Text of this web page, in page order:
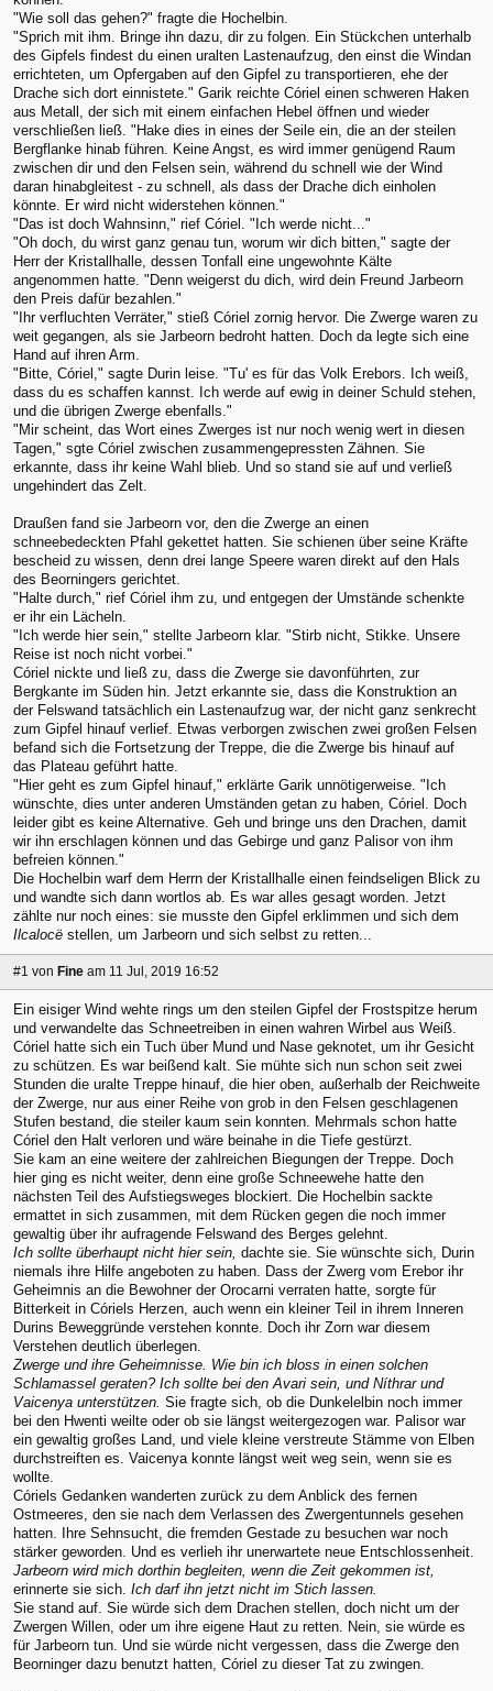
"Wie soll das gehen?" fragte die Hochelbin.
"Sprich mit ihm. Bringe ihn dazu, dir zu folgen. Ein Stückchen unterhalb
des Gipfels findest du einen uralten Lastenaufzug, den einst die Windan
errichteten, um Opfergaben auf den Gipfel zu transportieren, ehe der
Drache sich dort einnistete." Garik reichte Córiel einen schweren Haken
aus Metall, der sich mit einem einfachen Hebel öffnen und wieder
verschließen ließ. "Hake dies in eines der Seile ein, die an der steilen
Bergflanke hinab führen. Keine Angst, es wird immer genügend Raum
zwischen dir und den Felsen sein, während du schnell wie der Wind
daran hinabgleitest - zu schnell, als dass der Drache dich einholen
könnte. Er wird nicht widerstehen können."
"Das ist doch Wahnsinn," rief Córiel. "Ich werde nicht..."
"Oh doch, du wirst ganz genau tun, worum wir dich bitten," sagte der
Herr der Kristallhalle, dessen Tonfall eine ungewohnte Kälte
angenommen hatte. "Denn weigerst du dich, wird dein Freund Jarbeorn
den Preis dafür bezahlen."
"Ihr verfluchten Verräter," stieß Córiel zornig hervor. Die Zwerge waren zu
weit gegangen, als sie Jarbeorn bedroht hatten. Doch da legte sich eine
Hand auf ihren Arm.
"Bitte, Córiel," sagte Durin leise. "Tu' es für das Volk Erebors. Ich weiß,
dass du es schaffen kannst. Ich werde auf ewig in deiner Schuld stehen,
und die übrigen Zwerge ebenfalls."
"Mir scheint, das Wort eines Zwerges ist nur noch wenig wert in diesen
Tagen," sgte Córiel zwischen zusammengepressten Zähnen. Sie
erkannte, dass ihr keine Wahl blieb. Und so stand sie auf und verließ
ungehindert das Zelt.
Draußen fand sie Jarbeorn vor, den die Zwerge an einen
schneebedeckten Pfahl gekettet hatten. Sie schienen über seine Kräfte
bescheid zu wissen, denn drei lange Speere waren direkt auf den Hals
des Beorningers gerichtet.
"Halte durch," rief Córiel ihm zu, und entgegen der Umstände schenkte
er ihr ein Lächeln.
"Ich werde hier sein," stellte Jarbeorn klar. "Stirb nicht, Stikke. Unsere
Reise ist noch nicht vorbei."
Córiel nickte und ließ zu, dass die Zwerge sie davonführten, zur
Bergkante im Süden hin. Jetzt erkannte sie, dass die Konstruktion an
der Felswand tatsächlich ein Lastenaufzug war, der nicht ganz senkrecht
zum Gipfel hinauf verlief. Etwas verborgen zwischen zwei großen Felsen
befand sich die Fortsetzung der Treppe, die die Zwerge bis hinauf auf
das Plateau geführt hatte.
"Hier geht es zum Gipfel hinauf," erklärte Garik unnötigerweise. "Ich
wünschte, dies unter anderen Umständen getan zu haben, Córiel. Doch
leider gibt es keine Alternative. Geh und bringe uns den Drachen, damit
wir ihn erschlagen können und das Gebirge und ganz Palisor von ihm
befreien können."
Die Hochelbin warf dem Herrn der Kristallhalle einen feindseligen Blick zu
und wandte sich dann wortlos ab. Es war alles gesagt worden. Jetzt
zählte nur noch eines: sie musste den Gipfel erklimmen und sich dem
Ilcalocë stellen, um Jarbeorn und sich selbst zu retten...
#1 von Fine am 11 Jul, 2019 16:52
Ein eisiger Wind wehte rings um den steilen Gipfel der Frostspitze herum
und verwandelte das Schneetreiben in einen wahren Wirbel aus Weiß.
Córiel hatte sich ein Tuch über Mund und Nase geknotet, um ihr Gesicht
zu schützen. Es war beißend kalt. Sie mühte sich nun schon seit zwei
Stunden die uralte Treppe hinauf, die hier oben, außerhalb der Reichweite
der Zwerge, nur aus einer Reihe von grob in den Felsen geschlagenen
Stufen bestand, die steiler kaum sein konnten. Mehrmals schon hatte
Córiel den Halt verloren und wäre beinahe in die Tiefe gestürzt.
Sie kam an eine weitere der zahlreichen Biegungen der Treppe. Doch
hier ging es nicht weiter, denn eine große Schneewehe hatte den
nächsten Teil des Aufstiegsweges blockiert. Die Hochelbin sackte
ermattet in sich zusammen, mit dem Rücken gegen die noch immer
gewaltig über ihr aufragende Felswand des Berges gelehnt.
Ich sollte überhaupt nicht hier sein, dachte sie. Sie wünschte sich, Durin
niemals ihre Hilfe angeboten zu haben. Dass der Zwerg vom Erebor ihr
Geheimnis an die Bewohner der Orocarni verraten hatte, sorgte für
Bitterkeit in Córiels Herzen, auch wenn ein kleiner Teil in ihrem Inneren
Durins Beweggründe verstehen konnte. Doch ihr Zorn war diesem
Verstehen deutlich überlegen.
Zwerge und ihre Geheimnisse. Wie bin ich bloss in einen solchen
Schlamassel geraten? Ich sollte bei den Avari sein, und Níthrar und
Vaicenya unterstützen. Sie fragte sich, ob die Dunkelelbin noch immer
bei den Hwenti weilte oder ob sie längst weitergezogen war. Palisor war
ein gewaltig großes Land, und viele kleine verstreute Stämme von Elben
durchstreiften es. Vaicenya konnte längst weit weg sein, wenn sie es
wollte.
Córiels Gedanken wanderten zurück zu dem Anblick des fernen
Ostmeeres, den sie nach dem Verlassen des Zwergentunnels gesehen
hatten. Ihre Sehnsucht, die fremden Gestade zu besuchen war noch
stärker geworden. Und es verlieh ihr unerwartete neue Entschlossenheit.
Jarbeorn wird mich dorthin begleiten, wenn die Zeit gekommen ist,
erinnerte sie sich. Ich darf ihn jetzt nicht im Stich lassen.
Sie stand auf. Sie würde sich dem Drachen stellen, doch nicht um der
Zwergen Willen, oder um ihre eigene Haut zu retten. Nein, sie würde es
für Jarbeorn tun. Und sie würde nicht vergessen, dass die Zwerge den
Beorninger dazu benutzt hatten, Córiel zu dieser Tat zu zwingen.